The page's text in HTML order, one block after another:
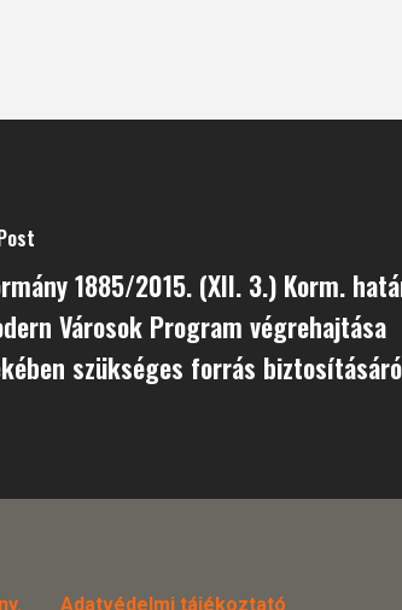
1885/2015. (XII. 3.) Korm.
Városok Program végrehajtása
szükséges forrás
Adatvédelmi tájékoztató